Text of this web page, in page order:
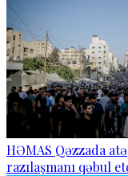
HƏMAS Qəzzada
razılaşmanı qəbul